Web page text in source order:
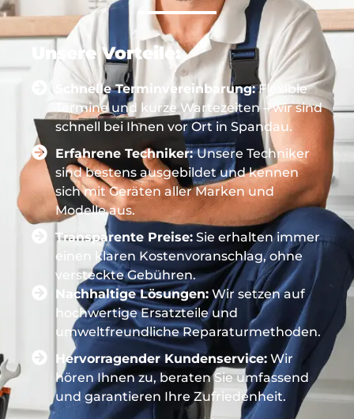
Unsere Vorteile:
Schnelle Terminvereinbarung:Flexible
Termine und kurze Wartezeiten – wir sind
schnell bei Ihnen vor Ort in Spandau.
Erfahrene Techniker:Unsere Techniker
sind bestens ausgebildet und kennen
sich mit Geräten aller Marken und
Modelle aus.
Transparente Preise: Sie erhalten immer
einen klaren Kostenvoranschlag, ohne
versteckte Gebühren.
Nachhaltige Lösungen:Wir setzen auf
hochwertige Ersatzteile und
umweltfreundliche Reparaturmethoden.
Hervorragender Kundenservice: Wir
hören Ihnen zu, beraten Sie umfassend
und garantieren Ihre Zufriedenheit.